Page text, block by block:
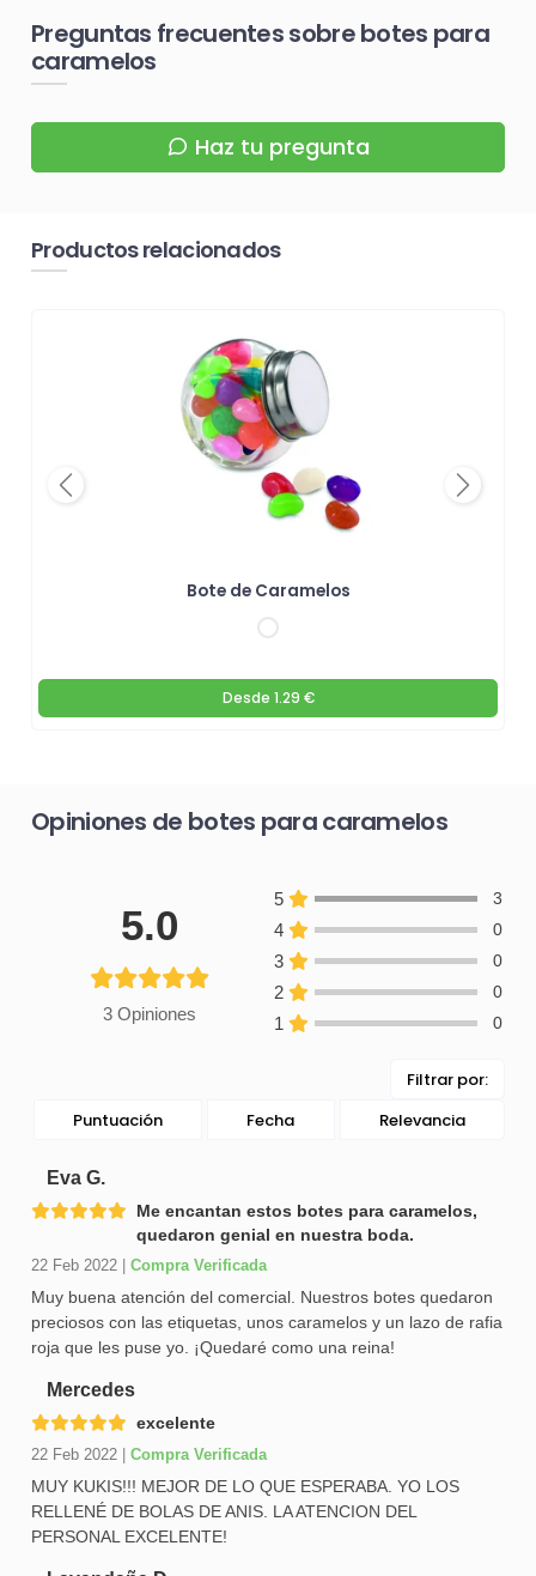
Preguntas frecuentes sobre botes para
caramelos
Haz tu pregunta
Productos relacionados
Bote de Caramelos
Desde 1.29 €
Previous Next
Opiniones de botes para caramelos
5.0
3 Opiniones
5 3
4 0
3 0
2 0
1 0
Filtrar por:
Puntuación
Fecha Relevancia
Eva G.
Me encantan estos botes para caramelos,
quedaron genial en nuestra boda.
22 Feb 2022 Compra Verificada
Muy buena atención del comercial. Nuestros botes quedaron
preciosos con las etiquetas, unos caramelos y un lazo de rafia
roja que les puse yo. ¡Quedaré como una reina!
Mercedes
excelente
22 Feb 2022 Compra Verificada
MUY KUKIS!!! MEJOR DE LO QUE ESPERABA. YO LOS
RELLENÉ DE BOLAS DE ANIS. LA ATENCION DEL
PERSONAL EXCELENTE!